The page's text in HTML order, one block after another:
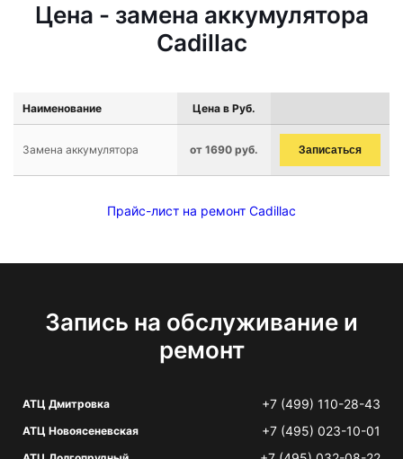
Цена - замена аккумулятора
Cadillac
Наименование Цена в Руб.
Замена аккумулятора от 1690 руб. Записаться
Прайс-лист на ремонт Cadillac
Запись на обслуживание и
ремонт
АТЦ Дмитровка +7 (499) 110-28-43
АТЦ Новоясеневская +7 (495) 023-10-01